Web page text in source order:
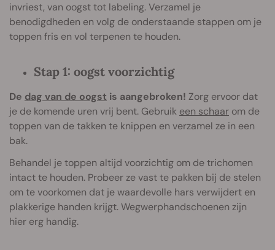
invriest, van oogst tot labeling. Verzamel je
benodigdheden en volg de onderstaande stappen om je
toppen fris en vol terpenen te houden.
Stap 1: oogst voorzichtig
De dag van de oogst is aangebroken! Zorg ervoor dat
je de komende uren vrij bent. Gebruik een schaar om de
toppen van de takken te knippen en verzamel ze in een
bak.
Behandel je toppen altijd voorzichtig om de trichomen
intact te houden. Probeer ze vast te pakken bij de stelen
om te voorkomen dat je waardevolle hars verwijdert en
plakkerige handen krijgt. Wegwerphandschoenen zijn
hier erg handig.